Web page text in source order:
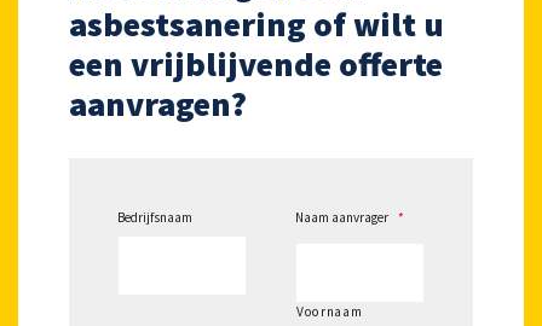
asbestsanering of wilt u
een vrijblijvende offerte
aanvragen?
Bedrijfsnaam Naam aanvrager *
Voornaam